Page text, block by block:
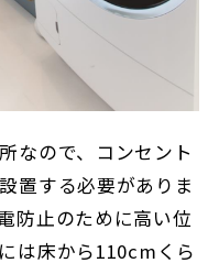
なので、コンセント
置する必要がありま
防止のために高い位
は床から110cmくら